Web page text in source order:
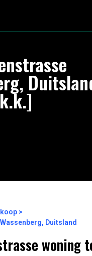
Duitsland
woning